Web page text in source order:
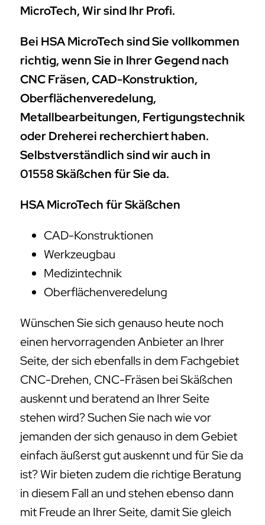
MicroTech, Wir sind Ihr Profi.
Bei HSA MicroTech sind Sie vollkommen
richtig, wenn Sie in Ihrer Gegend nach
CNC Fräsen, CAD-Konstruktion,
Oberflächenveredelung,
Metallbearbeitungen, Fertigungstechnik
oder Dreherei recherchiert haben.
Selbstverständlich sind wir auch in
01558 Skäßchen für Sie da.
HSA MicroTech für Skäßchen
CAD-Konstruktionen
Werkzeugbau
Medizintechnik
Oberflächenveredelung
Wünschen Sie sich genauso heute noch
einen hervorragenden Anbieter an Ihrer
Seite, der sich ebenfalls in dem Fachgebiet
CNC-Drehen, CNC-Fräsen bei Skäßchen
auskennt und beratend an Ihrer Seite
stehen wird? Suchen Sie nach wie vor
jemanden der sich genauso in dem Gebiet
einfach äußerst gut auskennt und für Sie da
ist? Wir bieten zudem die richtige Beratung
in diesem Fall an und stehen ebenso dann
mit Freude an Ihrer Seite, damit Sie gleich